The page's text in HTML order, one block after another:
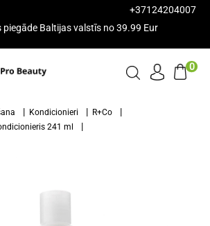
+37124204007
piegāde Baltijas valstīs no 39.99 Eur
0
Kondicionieri
R+Co
241 ml